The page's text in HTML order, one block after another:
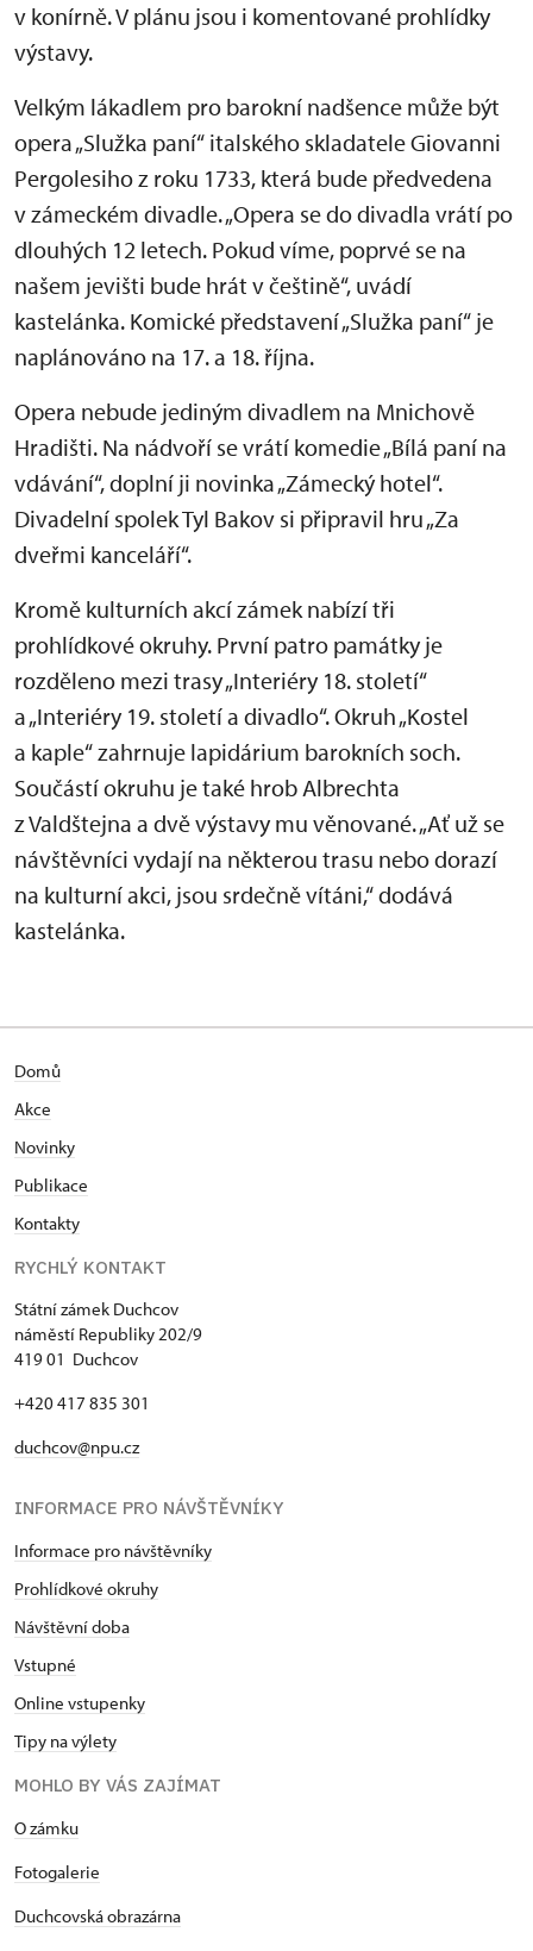
v konírně. V plánu jsou i komentované prohlídky
výstavy.
Velkým lákadlem pro barokní nadšence může být
opera „Služka paní“ italského skladatele Giovanni
Pergolesiho z roku 1733, která bude předvedena
v zámeckém divadle. „Opera se do divadla vrátí po
dlouhých 12 letech. Pokud víme, poprvé se na
našem jevišti bude hrát v češtině“, uvádí
kastelánka. Komické představení „Služka paní“ je
naplánováno na 17. a 18. října.
Opera nebude jediným divadlem na Mnichově
Hradišti. Na nádvoří se vrátí komedie „Bílá paní na
vdávání“, doplní ji novinka „Zámecký hotel“.
Divadelní spolek Tyl Bakov si připravil hru „Za
dveřmi kanceláří“.
Kromě kulturních akcí zámek nabízí tři
prohlídkové okruhy. První patro památky je
rozděleno mezi trasy „Interiéry 18. století“
a „Interiéry 19. století a divadlo“. Okruh „Kostel
a kaple“ zahrnuje lapidárium barokních soch.
Součástí okruhu je také hrob Albrechta
z Valdštejna a dvě výstavy mu věnované. „Ať už se
návštěvníci vydají na některou trasu nebo dorazí
na kulturní akci, jsou srdečně vítáni,“ dodává
kastelánka.
Domů
Akce
Novinky
Publikace
Kontakty
RYCHLÝ KONTAKT
Státní zámek Duchcov
náměstí Republiky 202/9
419 01 Duchcov
+420 417 835 301
duchcov@npu.cz
INFORMACE PRO NÁVŠTĚVNÍKY
Informace pro návštěvníky
Prohlídkové okruhy
Návštěvní doba
Vstupné
Online vstupenky
Tipy na výlety
MOHLO BY VÁS ZAJÍMAT
O zámku
Fotogalerie
Duchcovská obrazárna